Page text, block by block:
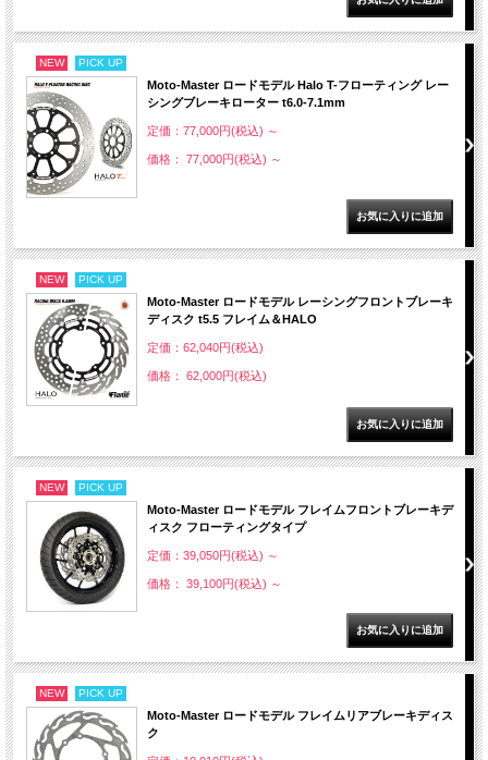
NEW PICK UP
Moto-Master ロードモデル Halo T-フローティング レー
シングブレーキローター t6.0-7.1mm
定価：77,000円(税込) ～
価格： 77,000円(税込) ～
NEW PICK UP
Moto-Master ロードモデル レーシングフロントブレーキ
ディスク t5.5 フレイム＆HALO
定価：62,040円(税込)
価格： 62,000円(税込)
NEW PICK UP
Moto-Master ロードモデル フレイムフロントブレーキデ
ィスク フローティングタイプ
定価：39,050円(税込) ～
価格： 39,100円(税込) ～
NEW PICK UP
Moto-Master ロードモデル フレイムリアブレーキディス
ク